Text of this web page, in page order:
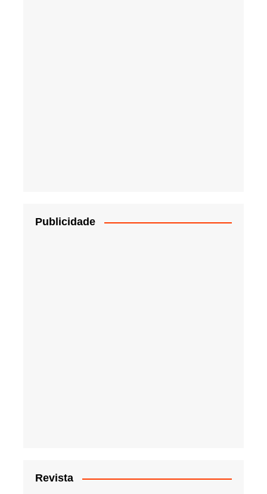
Publicidade
Revista